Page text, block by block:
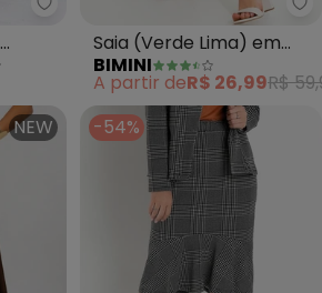
Meu Jeans - Saia Midi
Saia (Verde Lima) em
Malha de Algodão
BIMINI
A partir deR$ 26,99R$
NEW -54%